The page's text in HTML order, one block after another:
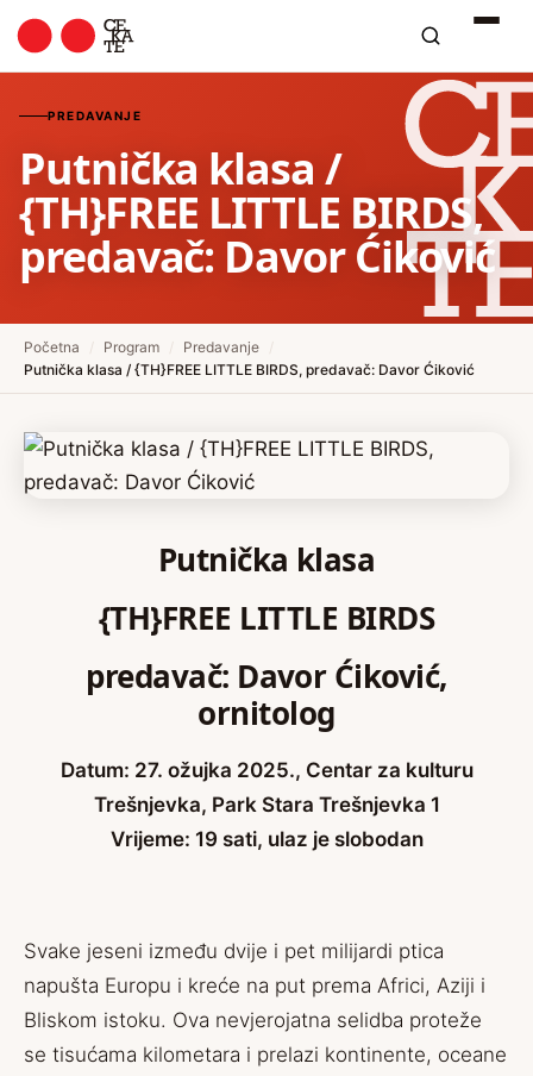
PREDAVANJE
Putnička klasa /
{TH}FREE LITTLE BIRDS,
predavač: Davor Ćiković
Početna Program Predavanje
Putnička klasa / {TH}FREE LITTLE BIRDS, predavač: Davor Ćiković
Putnička klasa
{TH}FREE LITTLE BIRDS
predavač: Davor Ćiković,
ornitolog
Datum: 27. ožujka 2025., Centar za kulturu
Trešnjevka, Park Stara Trešnjevka 1
Vrijeme: 19 sati, ulaz je slobodan
Svake jeseni između dvije i pet milijardi ptica
napušta Europu i kreće na put prema Africi, Aziji i
Bliskom istoku. Ova nevjerojatna selidba proteže
se tisućama kilometara i prelazi kontinente, oceane